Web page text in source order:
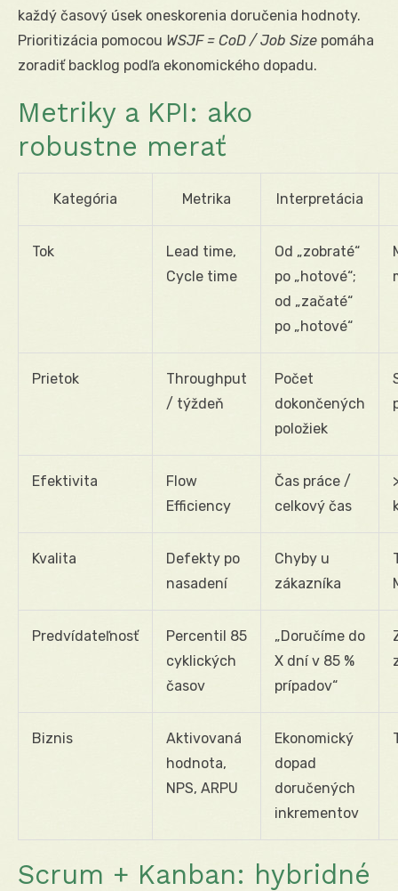
každý časový úsek oneskorenia doručenia hodnoty.
Prioritizácia pomocou WSJF = CoD / Job Size pomáha
zoradiť backlog podľa ekonomického dopadu.
Metriky a KPI: ako
robustne merať
Kategória Metrika Interpretácia
Tok
Lead time,
Cycle time
Od „zobraté“
po „hotové“;
od „začaté“
po „hotové“
Prietok
Throughput
/ týždeň
Počet
dokončených
položiek
Efektivita
Flow
Efficiency
Čas práce /
celkový čas
Kvalita
Defekty po
nasadení
Chyby u
zákazníka
Predvídateľnosť
Percentil 85
cyklických
časov
„Doručíme do
X dní v 85 %
prípadov“
Biznis
Aktivovaná
hodnota,
NPS, ARPU
Ekonomický
dopad
doručených
inkrementov
Scrum + Kanban: hybridné